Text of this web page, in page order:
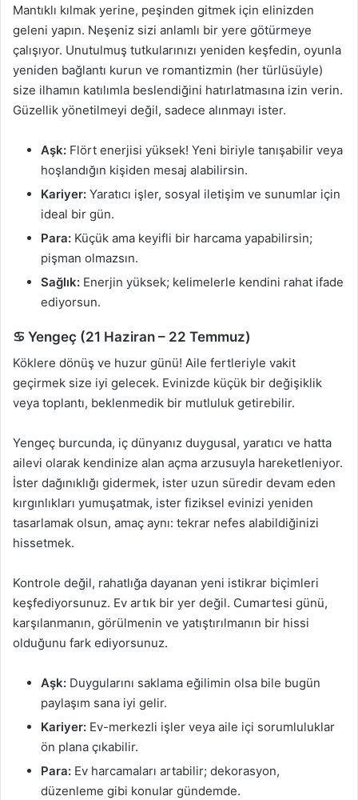
Mantıklı kılmak yerine, peşinden gitmek için elinizden
geleni yapın. Neşeniz sizi anlamlı bir yere götürmeye
çalışıyor. Unutulmuş tutkularınızı yeniden keşfedin, oyunla
yeniden bağlantı kurun ve romantizmin (her türlüsüyle)
size ilhamın katılımla beslendiğini hatırlatmasına izin verin.
Güzellik yönetilmeyi değil, sadece alınmayı ister.
Aşk: Flört enerjisi yüksek! Yeni biriyle tanışabilir veya
hoşlandığın kişiden mesaj alabilirsin.
Kariyer: Yaratıcı işler, sosyal iletişim ve sunumlar için
ideal bir gün.
Para: Küçük ama keyifli bir harcama yapabilirsin;
pişman olmazsın.
Sağlık: Enerjin yüksek; kelimelerle kendini rahat ifade
ediyorsun.
♋ Yengeç (21 Haziran – 22 Temmuz)
Köklere dönüş ve huzur günü! Aile fertleriyle vakit
geçirmek size iyi gelecek. Evinizde küçük bir değişiklik
veya toplantı, beklenmedik bir mutluluk getirebilir.
Yengeç burcunda, iç dünyanız duygusal, yaratıcı ve hatta
ailevi olarak kendinize alan açma arzusuyla hareketleniyor.
İster dağınıklığı gidermek, ister uzun süredir devam eden
kırgınlıkları yumuşatmak, ister fiziksel evinizi yeniden
tasarlamak olsun, amaç aynı: tekrar nefes alabildiğinizi
hissetmek.
Kontrole değil, rahatlığa dayanan yeni istikrar biçimleri
keşfediyorsunuz. Ev artık bir yer değil. Cumartesi günü,
karşılanmanın, görülmenin ve yatıştırılmanın bir hissi
olduğunu fark ediyorsunuz.
Aşk: Duygularını saklama eğilimin olsa bile bugün
paylaşım sana iyi gelir.
Kariyer: Ev-merkezli işler veya aile içi sorumluluklar
ön plana çıkabilir.
Para: Ev harcamaları artabilir; dekorasyon,
düzenleme gibi konular gündemde.